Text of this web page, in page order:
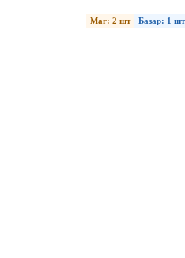
Маг: 2 шт Базар: 1 шт